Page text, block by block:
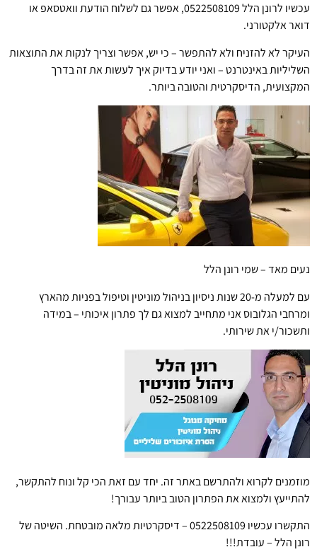
עכשיו לרונן הלל 0522508109, אפשר גם לשלוח הודעת וואטסאפ או
דואר אלקטורני.
העיקר לא להזניח ולא להתפשר – כי יש, אפשר וצריך לנקות את התוצאות
השליליות באינטרנט – ואני יודע בדיוק איך לעשות את זה בדרך
המקצועית, הדיסקרטית והטובה ביותר.
נעים מאד – שמי רונן הלל
עם למעלה מ-20 שנות ניסיון בניהול מוניטין וטיפול בפניות מהארץ
ומרחבי הגלובוס אני מתחייב למצוא גם לך פתרון איכותי – במידה
ותשכור/י את שירותי.
מוזמנים לקרוא ולהתרשם באתר זה. יחד עם זאת הכי קל ונוח להתקשר,
להתייעץ ולמצוא את הפתרון הטוב ביותר עבורך!
התקשרו עכשיו 0522508109 – דיסקרטיות מלאה מובטחת. השיטה של
רונן הלל – עובדת!!!